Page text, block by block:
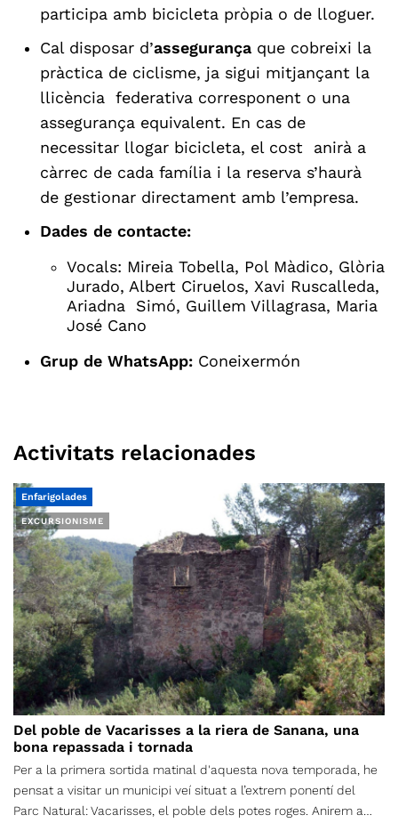
participa amb bicicleta pròpia o de lloguer.
Cal disposar d’assegurança que cobreixi la
pràctica de ciclisme, ja sigui mitjançant la
llicència federativa corresponent o una
assegurança equivalent. En cas de
necessitar llogar bicicleta, el cost anirà a
càrrec de cada família i la reserva s’haurà
de gestionar directament amb l’empresa.
Dades de contacte:
Vocals: Mireia Tobella, Pol Màdico, Glòria
Jurado, Albert Ciruelos, Xavi Ruscalleda,
Ariadna Simó, Guillem Villagrasa, Maria
José Cano
Grup de WhatsApp: Coneixermón
Activitats relacionades
EXCURSIONISME
Enfarigolades
Del poble de Vacarisses a la riera de Sanana, una
bona repassada i tornada
Per a la primera sortida matinal d'aquesta nova temporada, he
pensat a visitar un municipi veí situat a l’extrem ponentí del
Parc Natural: Vacarisses, el poble dels potes roges. Anirem a